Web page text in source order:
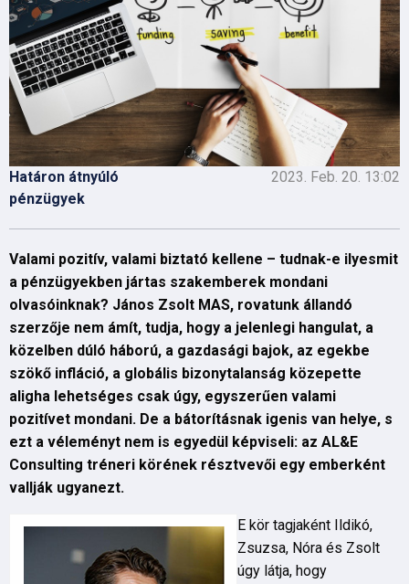
Határon átnyúló
pénzügyek
2023. Feb. 20. 13:02
Valami pozitív, valami biztató kellene – tudnak-e ilyesmit
a pénzügyekben jártas szakemberek mondani
olvasóinknak? János Zsolt MAS, rovatunk állandó
szerzője nem ámít, tudja, hogy a jelenlegi hangulat, a
közelben dúló háború, a gazdasági bajok, az egekbe
szökő infláció, a globális bizonytalanság közepette
aligha lehetséges csak úgy, egyszerűen valami
pozitívet mondani. De a bátorításnak igenis van helye, s
ezt a véleményt nem is egyedül képviseli: az AL&E
Consulting tréneri körének résztvevői egy emberként
vallják ugyanezt.
E kör tagjaként Ildikó,
Zsuzsa, Nóra és Zsolt
úgy látja, hogy